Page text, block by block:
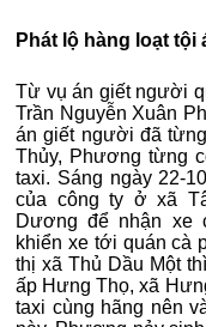
Phát lộ hàng loạt tội
Từ vụ án giết người
Trần Nguyễn Xuân
án giết người đã
Thủy, Phương từng
taxi. Sáng ngày 22-
của công ty ở xã
Dương để nhận xe
khiển xe tới quán cà
thị xã Thủ Dầu Một
ấp Hưng Thọ, xã
taxi cùng hãng nên